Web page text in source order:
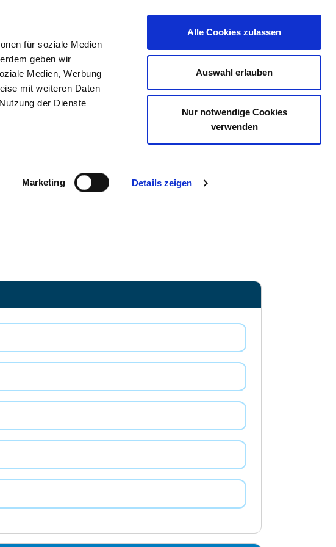
für soziale Medien
geben wir
Medien, Werbung
mit weiteren Daten
der Dienste
Marketing Details zeigen
Alle Cookies zulassen
Auswahl erlauben
Nur notwendige Cookies
verwenden
DKV STELLENBÖRSE KONTAKT IHRE MEINUNG
SÜDHARZ | KLINIKSTANDORT